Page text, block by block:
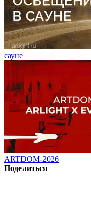
сауне
ARTDOM-2026
Поделиться